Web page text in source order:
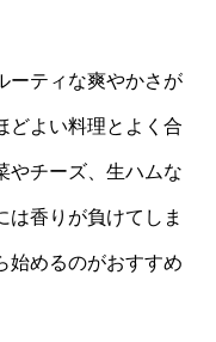
ーティな爽やかさが
どよい料理とよく合
やチーズ、生ハムな
は香りが負けてしま
始めるのがおすすめ